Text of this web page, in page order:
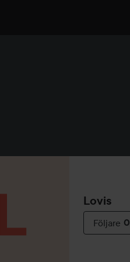
Lovis
Följare 0